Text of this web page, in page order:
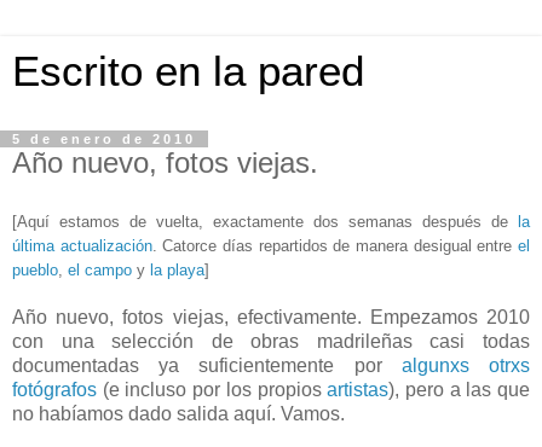
Escrito en la pared
5 de enero de 2010
Año nuevo, fotos viejas.
[Aquí estamos de vuelta, exactamente dos semanas después de
la
última actualización. Catorce días repartidos de manera desigual entreel
pueblo el campo y la playa]
Año nuevo, fotos viejas, efectivamente. Empezamos 2010
con una selección de obras madrileñas casi todas
documentadas ya suficientemente por algunxs
otrxs
fotógrafos (e incluso por los propiosartistas), pero a las que
no habíamos dado salida aquí. Vamos.